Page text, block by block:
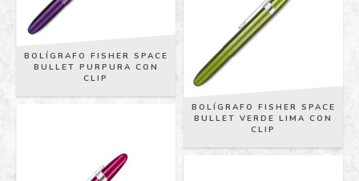
BOLÍGRAFO FISHER SPACE
BULLET PURPURA CON
CLIP
BOLÍGRAFO FISHER SPACE
BULLET VERDE LIMA CON
CLIP